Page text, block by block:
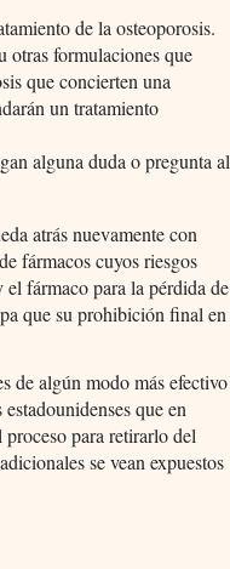
de la osteoporosis.
otras formulaciones que
que concierten una
un tratamiento
alguna duda o pregunta al
atrás nuevamente con
fármacos cuyos riesgos
fármaco para la pérdida de
que su prohibición final en
de algún modo más efectivo
que en
para retirarlo del
se vean expuestos